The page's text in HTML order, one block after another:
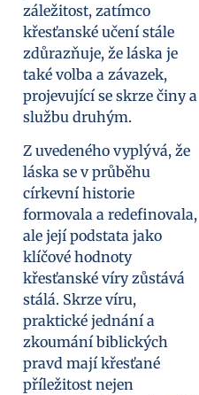
záležitost, zatímco
křesťanské učení stále
zdůrazňuje, že láska je
také volba a závazek,
projevující se skrze činy a
službu druhým.
Z uvedeného vyplývá, že
láska se v průběhu
církevní historie
formovala a redefinovala,
ale její podstata jako
klíčové hodnoty
křesťanské víry zůstává
stálá. Skrze víru,
praktické jednání a
zkoumání biblických
pravd mají křesťané
příležitost nejen